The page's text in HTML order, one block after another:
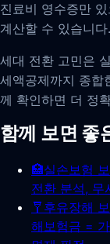
진료비 영수증만
계산할 수 있습니다.
세대 전환 고민은
세액공제까지 종합
께 확인하면 더 정
함께 보면 좋
🏥실손보험
전환 분석, 무
🩼 후유장해
해보험금 =